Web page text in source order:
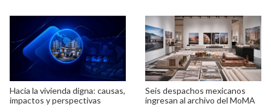
Hacia la vivienda digna: causas,
impactos y perspectivas
Seis despachos mexicanos
ingresan al archivo del MoMA